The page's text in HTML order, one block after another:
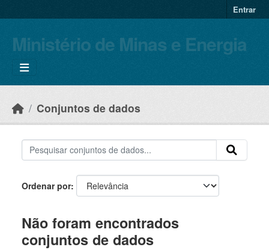
Entrar
Ministério de Minas e Energia
Conjuntos de dados
Ordenar por
Não foram encontrados
conjuntos de dados